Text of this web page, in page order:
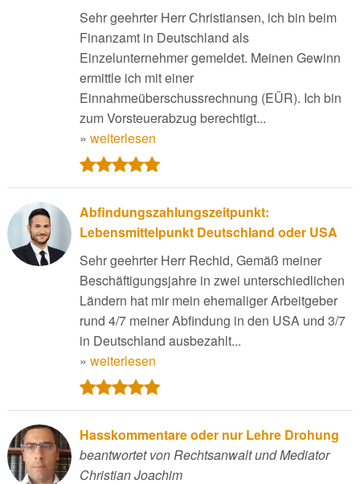
Sehr geehrter Herr Christiansen, ich bin beim
Finanzamt in Deutschland als
Einzelunternehmer gemeldet. Meinen Gewinn
ermittle ich mit einer
Einnahmeüberschussrechnung (EÜR). Ich bin
zum Vorsteuerabzug berechtigt...
» weiterlesen
Abfindungszahlungszeitpunkt:
Lebensmittelpunkt Deutschland oder USA
Sehr geehrter Herr Rechid, Gemäß meiner
Beschäftigungsjahre in zwei unterschiedlichen
Ländern hat mir mein ehemaliger Arbeitgeber
rund 4/7 meiner Abfindung in den USA und 3/7
in Deutschland ausbezahlt...
» weiterlesen
Hasskommentare oder nur Lehre Drohung
beantwortet von Rechtsanwalt und Mediator
Christian Joachim